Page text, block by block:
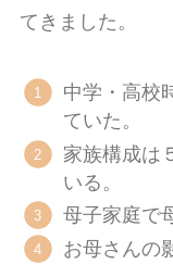
てきました。
中学・高校
ていた。
家族構成は
いる。
母子家庭で
お母さんの